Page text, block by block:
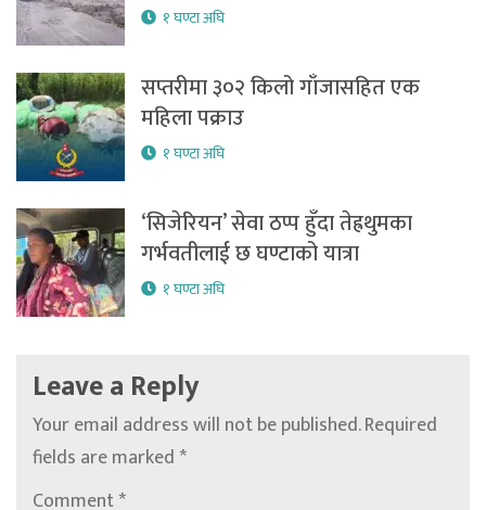
१ घण्टा अघि
सप्तरीमा ३०२ किलो गाँजासहित एक
महिला पक्राउ
१ घण्टा अघि
‘सिजेरियन’ सेवा ठप्प हुँदा तेह्रथुमका
गर्भवतीलाई छ घण्टाको यात्रा
१ घण्टा अघि
Leave a Reply
Your email address will not be published.Required
fields are marked*
Comment*